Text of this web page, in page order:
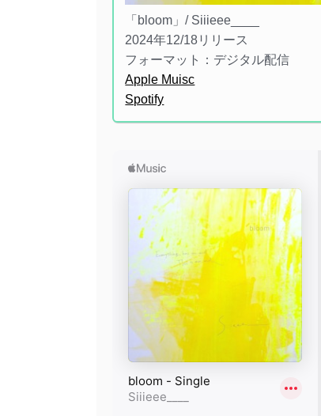
「bloom」/ Siiieee____
2024年12/18リリース
フォーマット：デジタル配信
Apple Muisc
Spotify